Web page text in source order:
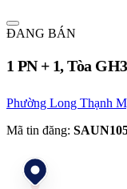
ĐANG BÁN
1 PN + 1, Tòa
Phường Long Thạnh
Mã tin đăng: